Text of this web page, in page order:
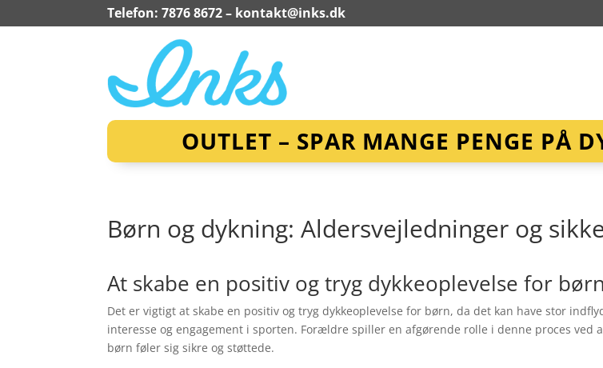
Telefon: 7876 8672 – kontakt@inks.dk
OUTLET – SPAR MANGE PENGE PÅ
Børn og dykning: Aldersvejledninger og
At skabe en positiv og tryg dykkeoplevelse for børn
Det er vigtigt at skabe en positiv og tryg dykkeoplevelse for børn, da det kan have stor
interesse og engagement i sporten. Forældre spiller en afgørende rolle i denne proces ved
børn føler sig sikre og støttede.